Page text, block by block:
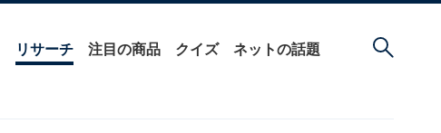
リサーチ 注目の商品 クイズ ネットの話題